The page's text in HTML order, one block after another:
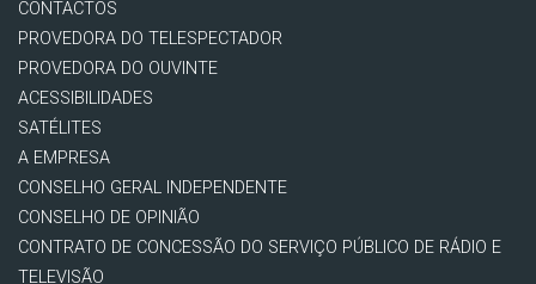
CONTACTOS
PROVEDORA DO TELESPECTADOR
PROVEDORA DO OUVINTE
ACESSIBILIDADES
SATÉLITES
A EMPRESA
CONSELHO GERAL INDEPENDENTE
CONSELHO DE OPINIÃO
CONTRATO DE CONCESSÃO DO SERVIÇO PÚBLICO DE RÁDIO E
TELEVISÃO